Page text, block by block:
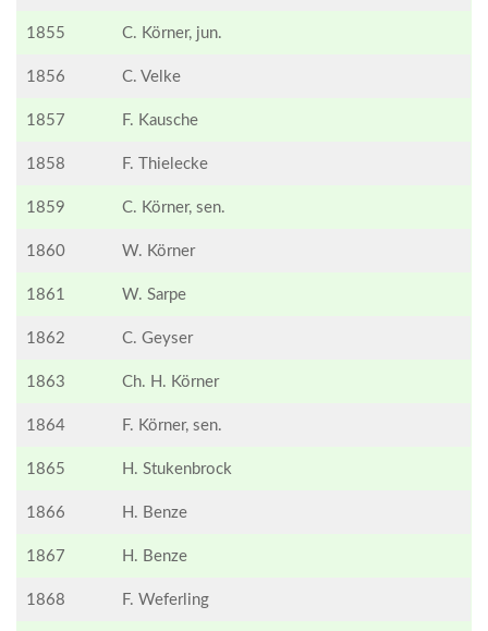
1855 C. Körner, jun.
1856 C. Velke
1857 F. Kausche
1858 F. Thielecke
1859 C. Körner, sen.
1860 W. Körner
1861 W. Sarpe
1862 C. Geyser
1863 Ch. H. Körner
1864 F. Körner, sen.
1865 H. Stukenbrock
1866 H. Benze
1867 H. Benze
1868 F. Weferling